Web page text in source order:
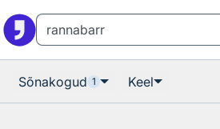
Sõnakogud 1 Keel